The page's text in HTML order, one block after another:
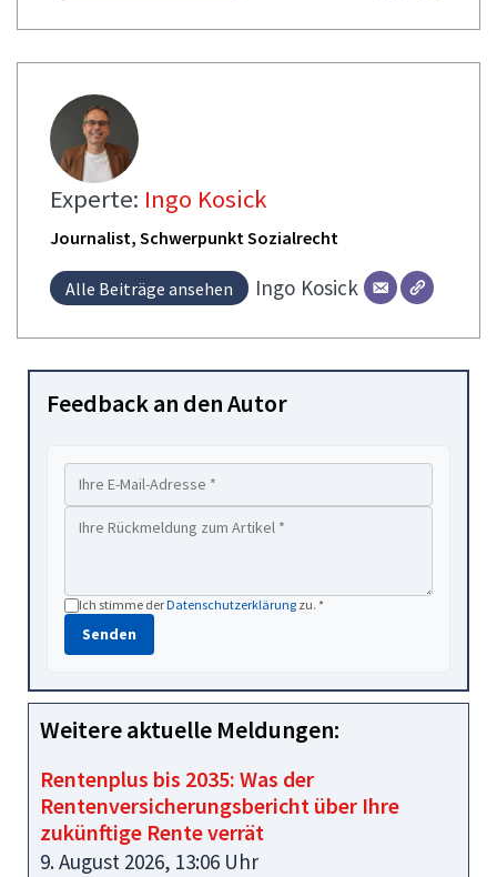
Experte: Ingo Kosick
Journalist, Schwerpunkt Sozialrecht
Alle Beiträge ansehen Ingo Kosick
Feedback an den Autor
Ich stimme derDatenschutzerklärung zu. *
Senden
Weitere aktuelle Meldungen:
Rentenplus bis 2035: Was der
Rentenversicherungsbericht über Ihre
zukünftige Rente verrät
9. August 2026, 13:06 Uhr